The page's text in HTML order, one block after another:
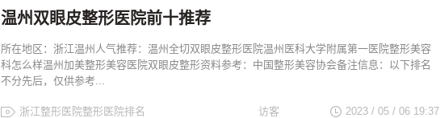
浙江整形排名
温州双眼皮整形医院前十推荐
所在地区：浙江温州人气推荐：温州全切双眼皮整形医院温州医科大学附属第一医院整形美容
科怎么样温州加美整形美容医院双眼皮整形资料参考：中国整形美容协会备注信息：以下排名
不分先后，仅供参考...
浙江整形医院整形医院排名
2023 / 05 / 06 19:37
访客